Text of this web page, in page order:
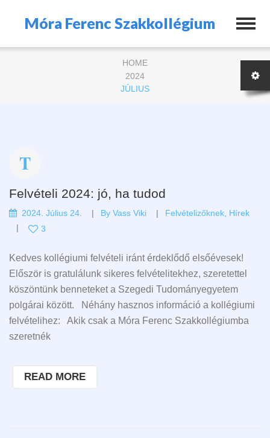
Móra Ferenc Szakkollégium
HOME
2024
JÚLIUS
Felvételi 2024: jó, ha tudod
2024. Július 24. By Vass Viki Felvételizőknek Hírek
3
Kedves kollégiumi felvételi iránt érdeklődő elsőévesek!
Először is gratulálunk sikeres felvételitekhez, szeretettel
köszöntünk benneteket a Szegedi Tudományegyetem
polgárai között. Néhány hasznos információ a kollégiumi
felvételihez: Akik csak a Móra Ferenc Szakkollégiumba
szeretnék
READ MORE